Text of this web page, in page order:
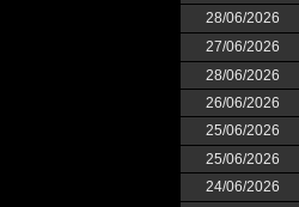
28/06/2026
27/06/2026
28/06/2026
26/06/2026
25/06/2026
25/06/2026
24/06/2026